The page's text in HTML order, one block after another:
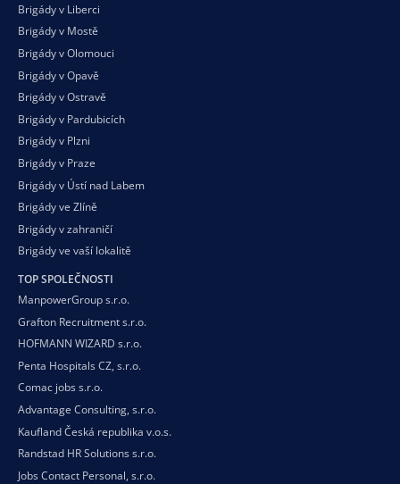
Brigády v Liberci
Brigády v Mostě
Brigády v Olomouci
Brigády v Opavě
Brigády v Ostravě
Brigády v Pardubicích
Brigády v Plzni
Brigády v Praze
Brigády v Ústí nad Labem
Brigády ve Zlíně
Brigády v zahraničí
Brigády ve vaší lokalitě
TOP SPOLEČNOSTI
ManpowerGroup s.r.o.
Grafton Recruitment s.r.o.
HOFMANN WIZARD s.r.o.
Penta Hospitals CZ, s.r.o.
Comac jobs s.r.o.
Advantage Consulting, s.r.o.
Kaufland Česká republika v.o.s.
Randstad HR Solutions s.r.o.
Jobs Contact Personal, s.r.o.